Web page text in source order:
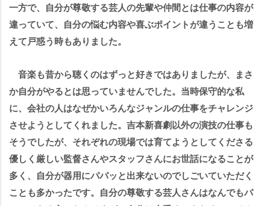
一方で、自分が尊敬する芸人の先輩や仲間とは仕事の内容が
違っていて、自分の悩む内容や喜ぶポイントが違うことも増
えて戸惑う時もありました。
音楽も昔から聴くのはずっと好きではありましたが、まさ
か自分がやるとは思っていませんでした。当時保守的な私
に、会社の人はなぜかいろんなジャンルの仕事をチャレンジ
させようとしてくれました。吉本新喜劇以外の演技の仕事も
そうでしたが、それぞれの現場では育てようとしてくださる
優しく厳しい監督さんやスタッフさんにお世話になることが
多く、自分が器用にパパッと出来ないのでしごいていただく
ことも多かったです。自分の尊敬する芸人さんはなんでもパ